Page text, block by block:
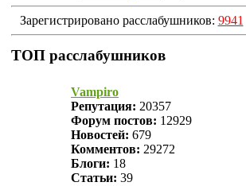
Зарегистрировано расслабушников: 9941
ТОП расслабушников
Vampiro
Репутация: 20357
Форум постов: 12929
Новостей: 679
Комментов: 29272
Блоги: 18
Статьи: 39